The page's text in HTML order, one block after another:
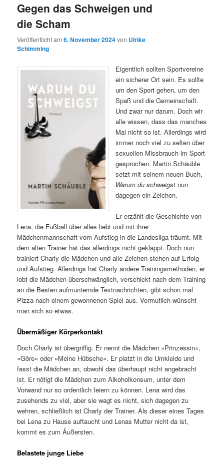
Gegen das Schweigen und
die Scham
Veröffentlicht am6. November 2024von Ulrike
Schimming
Eigentlich sollten Sportvereine
ein sicherer Ort sein. Es sollte
um den Sport gehen, um den
Spaß und die Gemeinschaft.
Und zwar nur darum. Doch wir
alle wissen, dass das manches
Mal nicht so ist. Allerdings wird
immer noch viel zu selten über
sexuellen Missbrauch im Sport
gesprochen. Martin Schäuble
setzt mit seinem neuen Buch,
Warum du schweigst nun
dagegen ein Zeichen.
Er erzählt die Geschichte von
Lena, die Fußball über alles liebt und mit ihrer
Mädchenmannschaft vom Aufstieg in die Landesliga träumt. Mit
dem alten Trainer hat das allerdings nicht geklappt. Doch nun
trainiert Charly die Mädchen und alle Zeichen stehen auf Erfolg
und Aufstieg. Allerdings hat Charly andere Trainingsmethoden, er
lobt die Mädchen überschwänglich, verschickt nach dem Training
an die Besten aufmunternde Textnachrichten, gibt schon mal
Pizza nach einem gewonnenen Spiel aus. Vermutlich wünscht
man sich so etwas.
Übermäßiger Körperkontakt
Doch Charly ist übergriffig. Er nennt die Mädchen »Prinzessin«,
»Göre« oder »Meine Hübsche«. Er platzt in die Umkleide und
fasst die Mädchen an, obwohl das überhaupt nicht angebracht
ist. Er nötigt die Mädchen zum Alkoholkonsum, unter dem
Vorwand nur so ordentlich feiern zu können. Lena wird das
zusehends zu viel, aber sie wagt es nicht, sich dagegen zu
wehren, schließlich ist Charly der Trainer. Als dieser eines Tages
bei Lena zu Hause auftaucht und Lenas Mutter nicht da ist,
kommt es zum Äußersten.
Belastete junge Liebe